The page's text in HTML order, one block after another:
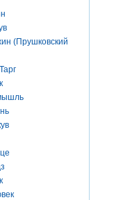
(Прушковский